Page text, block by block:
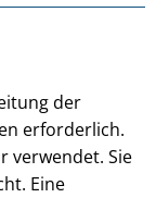
der
erforderlich.
verwendet. Sie
Eine